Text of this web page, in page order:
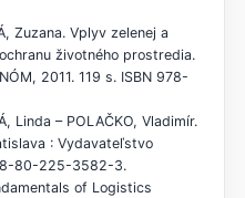
Zuzana. Vplyv zelenej a
životného prostredia.
2011. 119 s. ISBN 978-
Linda – POLAČKO, Vladimír.
: Vydavateľstvo
80-225-3582-3.
of Logistics